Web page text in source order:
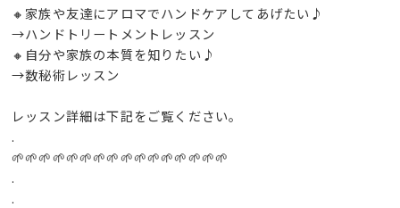
🔸家族や友達にアロマでハンドケアしてあげたい♪
→ハンドトリートメントレッスン
🔸自分や家族の本質を知りたい♪
→数秘術レッスン
レッスン詳細は下記をご覧ください。
.
🌱🌱🌱🌱🌱🌱🌱🌱🌱🌱🌱🌱🌱🌱🌱🌱
.
.